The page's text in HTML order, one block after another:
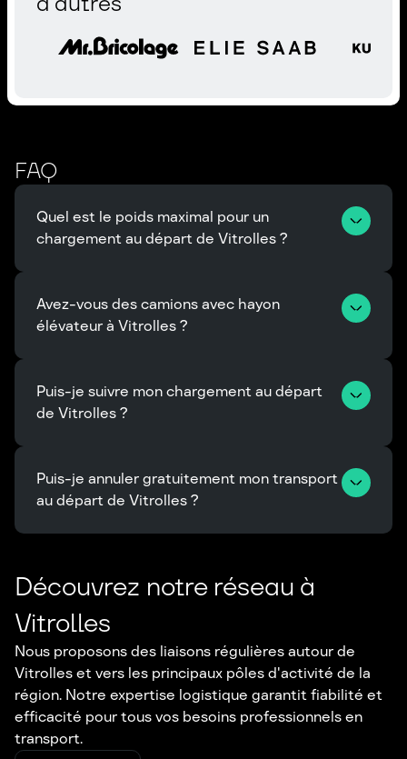
FAQ
Quel est le poids maximal pour un
chargement au départ de Vitrolles ?
Avez-vous des camions avec hayon
élévateur à Vitrolles ?
Puis-je suivre mon chargement au départ
de Vitrolles ?
Puis-je annuler gratuitement mon transport
au départ de Vitrolles ?
Découvrez notre réseau à
Vitrolles
Nous proposons des liaisons régulières autour de
Vitrolles et vers les principaux pôles d'activité de la
région. Notre expertise logistique garantit fiabilité et
efficacité pour tous vos besoins professionnels en
transport.